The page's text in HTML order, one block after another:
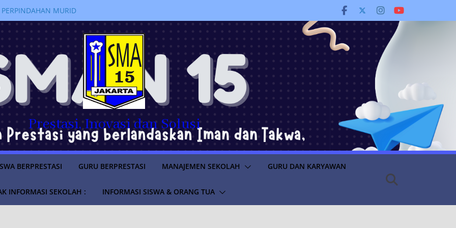
MURID
2026/2027
TAHUN AJARAN
kegiatan
Sejarah Pemerintahan di
“Istana untuk Anak Sekolah”
SMAN 15 Jakarta Lolos
Tinggi Negeri Tahun
Prestasi, Inovasi dan Solusi
BERPRESTASI GURU BERPRESTASI MANAJEMEN SEKOLAH GURU DAN KARYAWAN
INFORMASI SEKOLAH : INFORMASI SISWA & ORANG TUA